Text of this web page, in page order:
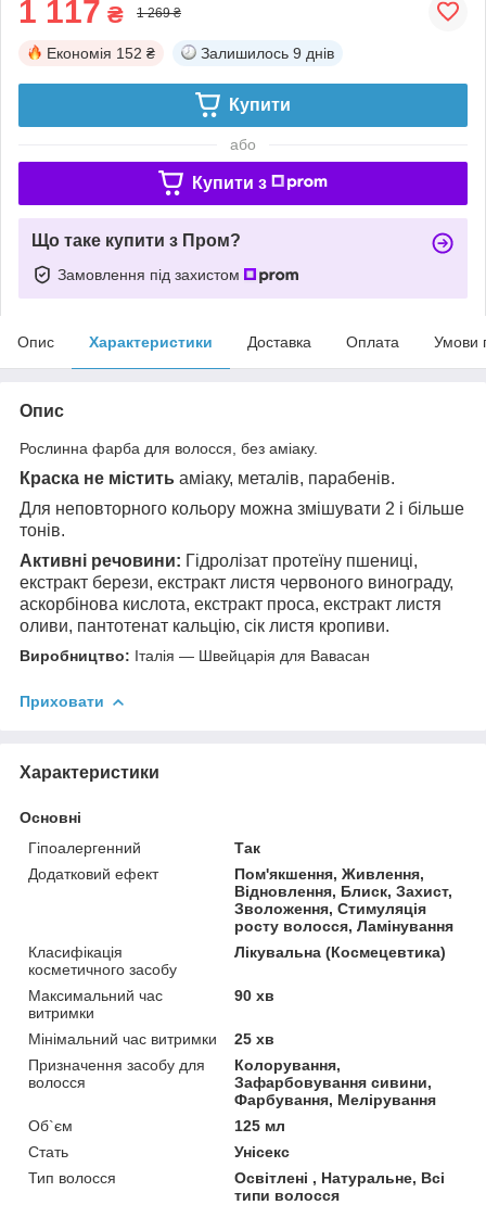
1 117 ₴ 1 269 ₴
Економія 152 ₴ Залишилось 9 днів
Купити
або
Купити з
Що таке купити з Пром?
Замовлення під захистом
Опис Характеристики Доставка Оплата Умови
Опис
Рослинна фарба для волосся, без аміаку.
Краска не містить аміаку, металів, парабенів.
Для неповторного кольору можна змішувати 2 і більше
тонів.
Активні речовини: Гідролізат протеїну пшениці,
екстракт берези, екстракт листя червоного винограду,
аскорбінова кислота, екстракт проса, екстракт листя
оливи, пантотенат кальцію, сік листя кропиви.
Виробництво: Італія — Швейцарія для Вавасан
Приховати
Характеристики
Основні
Гіпоалергенний
Так
Додатковий ефект
Пом'якшення, Живлення,
Відновлення, Блиск, Захист,
Зволоження, Стимуляція
росту волосся, Ламінування
Класифікація
косметичного засобу
Лікувальна (Космецевтика)
Максимальний час
витримки
90 хв
Мінімальний час витримки
25 хв
Призначення засобу для
волосся
Колорування,
Зафарбовування сивини,
Фарбування, Мелірування
Об`єм
125 мл
Стать
Унісекс
Тип волосся
Освітлені , Натуральне, Всі
типи волосся